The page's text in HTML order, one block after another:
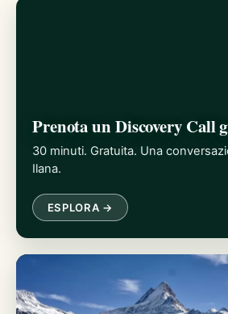
Prenota un Discovery Call
30 minuti. Gratuita. Una
Ilana.
ESPLORA →